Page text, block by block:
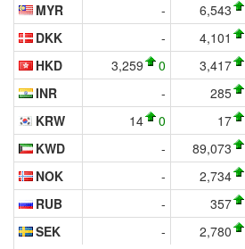
MYR
- 6,543
DKK
- 4,101
HKD
3,259 0 3,417
INR
- 285
KRW
14 0 17
KWD
- 89,073
NOK
- 2,734
RUB
- 357
SEK
- 2,780